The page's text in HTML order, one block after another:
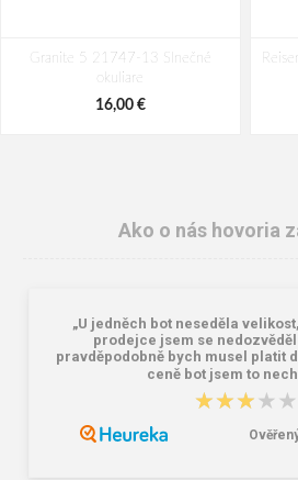
Granite 5 21747-13 Slnečné
okuliare
16,00 €
Lee Cooper LCW-26-07-4152M
Pánske šľapky čierne
Ako o nás hovoria
„U jedněch bot neseděla
prodejce jsem se
pravděpodobně bych musel platit
ceně bot jsem to
★★★★★
★★★★★